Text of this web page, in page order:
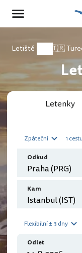
Letiště 🇹🇷
Letenky
Zpáteční 1
Odkud
Kam
Flexibilní ± 3 dny
Odlet